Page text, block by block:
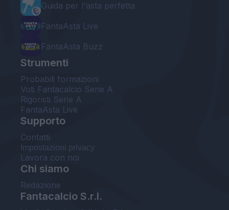
Guida per l'asta perfetta
FantaAsta Live
FantaAsta Buzz
Strumenti
Probabili formazioni
Voti Fantacalcio Serie A
Rigoristi Serie A
FantaAsta Live
Supporto
Contatti
Impostazioni privacy
Lavora con noi
Chi siamo
Redazione
Fantacalcio S.r.l.